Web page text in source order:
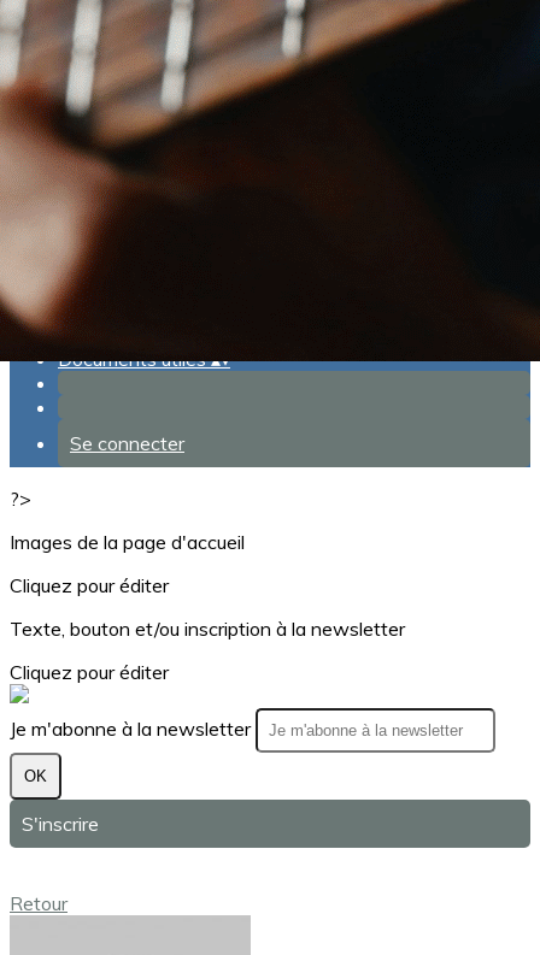
Exporter les lignes sélectionnées
Exporter toutes les colonnes
Exporter uniquement les colonnes affichées
Menu
Ajoutez un logo, un bouton, des réseaux sociaux
Cliquez pour éditer
Espace Musica
Actualités
Qui sommes nous ?
Documents utiles▴▾
Se connecter
?>
Images de la page d'accueil
Cliquez pour éditer
Texte, bouton et/ou inscription à la newsletter
Cliquez pour éditer
Je m'abonne à la newsletter
OK
S'inscrire
Retour